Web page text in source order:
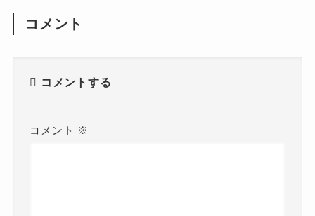
コメント
コメントする
コメント ※